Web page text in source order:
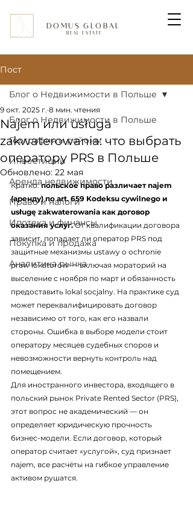
DOMUS GLOBAL
REAL ESTATE
Пост
Блог о Недвижимости в Польше
География и районы
Инвестиции
Аренда недвижимости
Право и налоги
Ипотека и финансы
Покупка и продажа
Аналитика рынка
Блог о Недвижимости в Польше
Najem или usługa
zakwaterowania: что выбрать
оператору PRS в Польше
9 окт. 2025 г. 8 мин. чтения
Обновлено: 22 мая
Кратко: польское право различает najem
(аренду) по art. 659 Kodeksu cywilnego и
usługę zakwaterowania как договор
оказания услуг. От квалификации договора
зависит, попадает ли оператор PRS под
защитные механизмы ustawy o ochronie
praw lokatorów — включая мораторий на
выселение с ноября по март и обязанность
предоставить lokal socjalny. На практике суд
может переквалифицировать договор
независимо от того, как его назвали
стороны. Ошибка в выборе модели стоит
оператору месяцев судебных споров и
невозможности вернуть контроль над
помещением.
Для иностранного инвестора, входящего в
польский рынок Private Rented Sector (PRS),
этот вопрос не академический — он
определяет юридическую прочность
бизнес-модели. Если договор, который
оператор считает «услугой», суд признает
najem, все расчёты на гибкое управление
активом рушатся.